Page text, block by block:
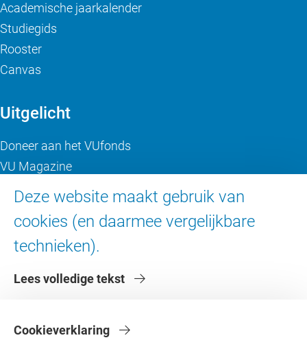
Deze website maakt gebruik van
cookies (en daarmee vergelijkbare
technieken).
Lees volledige tekst
Cookieverklaring
Academische jaarkalender
Studiegids
Rooster
Canvas
Uitgelicht
Doneer aan het VUfonds
VU Magazine
Over de VU
Contact en route
Faculteiten